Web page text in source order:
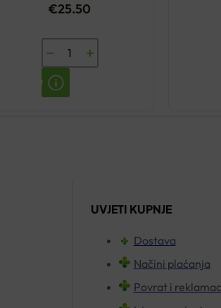
€25.50
ESI
ALOE
VERA
UVJETI KUPNJE
Dostava
Načini plaćanja
Povrat i